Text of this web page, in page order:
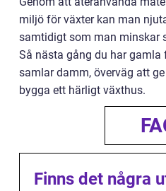
miljö för växter kan man
samtidigt som man minskar
Så nästa gång du har gamla
samlar damm, överväg att
bygga ett härligt växthus.
Finns det några